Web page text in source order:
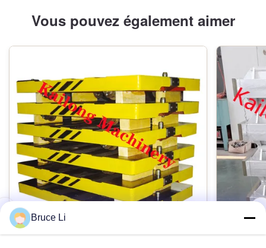
Vous pouvez également aimer
Bruce Li